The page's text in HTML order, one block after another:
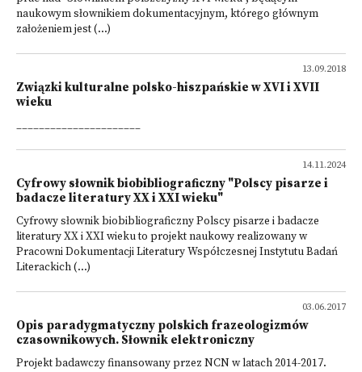
naukowym słownikiem dokumentacyjnym, którego głównym
założeniem jest (...)
13.09.2018
Związki kulturalne polsko-hiszpańskie w XVI i XVII
wieku
______________________
14.11.2024
Cyfrowy słownik biobibliograficzny "Polscy pisarze i
badacze literatury XX i XXI wieku"
Cyfrowy słownik biobibliograficzny Polscy pisarze i badacze
literatury XX i XXI wieku to projekt naukowy realizowany w
Pracowni Dokumentacji Literatury Współczesnej Instytutu Badań
Literackich (...)
03.06.2017
Opis paradygmatyczny polskich frazeologizmów
czasownikowych. Słownik elektroniczny
Projekt badawczy finansowany przez NCN w latach 2014-2017.